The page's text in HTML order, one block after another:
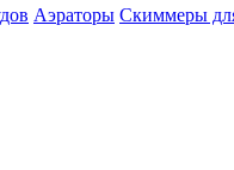
Аэраторы Скиммеры